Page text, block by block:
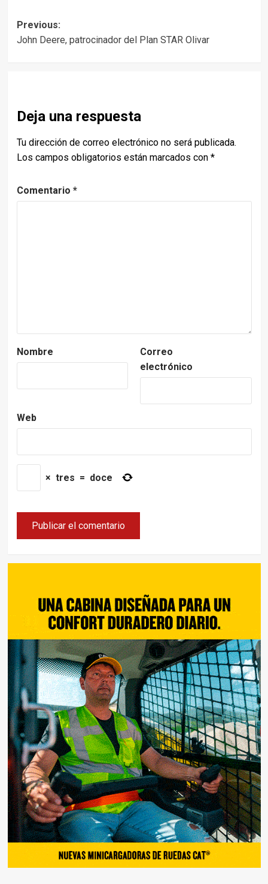
Post
navigation
Previous:
John Deere, patrocinador del Plan STAR Olivar
Deja una respuesta
Tu dirección de correo electrónico no será publicada.
Los campos obligatorios están marcados con *
Comentario *
Nombre
Correo
electrónico
Web
× tres = doce